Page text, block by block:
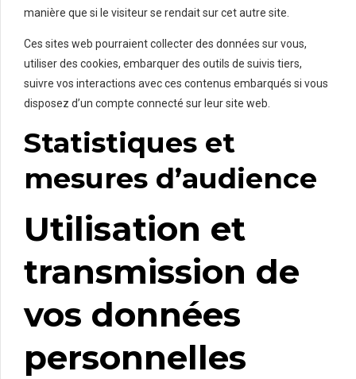
manière que si le visiteur se rendait sur cet autre site.
Ces sites web pourraient collecter des données sur vous,
utiliser des cookies, embarquer des outils de suivis tiers,
suivre vos interactions avec ces contenus embarqués si vous
disposez d’un compte connecté sur leur site web.
Statistiques et
mesures d’audience
Utilisation et
transmission de
vos données
personnelles